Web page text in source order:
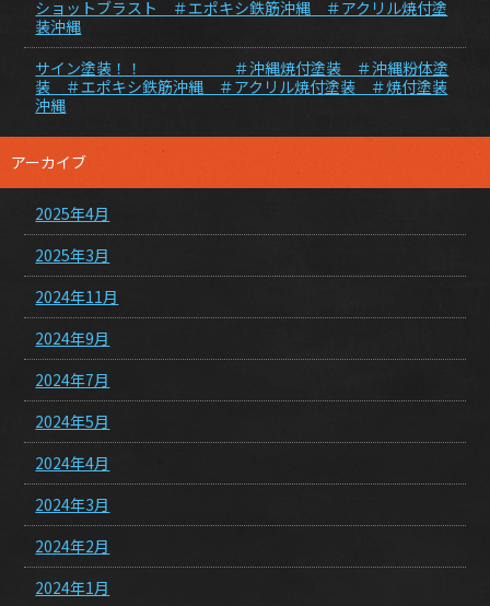
ショットブラスト ＃エポキシ鉄筋沖縄 ＃アクリル焼付塗
装沖縄
サイン塗装！！ ＃沖縄焼付塗装 ＃沖縄粉体塗
装 ＃エポキシ鉄筋沖縄 ＃アクリル焼付塗装 ＃焼付塗装
沖縄
アーカイブ
2025年4月
2025年3月
2024年11月
2024年9月
2024年7月
2024年5月
2024年4月
2024年3月
2024年2月
2024年1月